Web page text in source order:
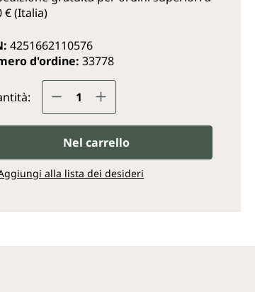
€ (Italia)
4251662110576
d'ordine: 33778
Quantità del prodotto:
Nel carrello
alla lista dei desideri